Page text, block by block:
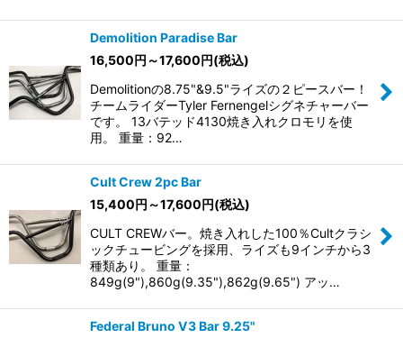
Demolition Paradise Bar
16,500円 ～17,600円(税込)
Demolitionの8.75"&9.5"ライズの２ピースバー！
チームライダーTyler Fernengelシグネチャーバー
です。 13バテッド4130焼き入れクロモリを使
用。 重量：92…
Cult Crew 2pc Bar
15,400円 ～17,600円(税込)
CULT CREWバー。焼き入れした100％Cultクラシ
ックチュービングを採用、ライズも9インチから3
種類あり。 重量：
849g(9"),860g(9.35"),862g(9.65") アッ…
Federal Bruno V3 Bar 9.25"